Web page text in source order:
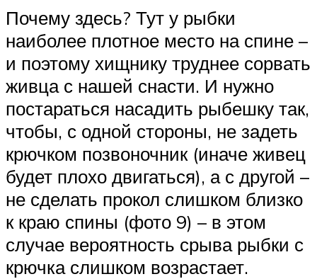
Почему здесь? Тут у рыбки
наиболее плотное место на спине –
и поэтому хищнику труднее сорвать
живца с нашей снасти. И нужно
постараться насадить рыбешку так,
чтобы, с одной стороны, не задеть
крючком позвоночник (иначе живец
будет плохо двигаться), а с другой –
не сделать прокол слишком близко
к краю спины (фото 9) – в этом
случае вероятность срыва рыбки с
крючка слишком возрастает.